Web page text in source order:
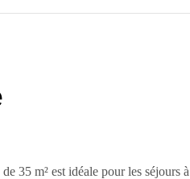
35 m² est idéale pour les